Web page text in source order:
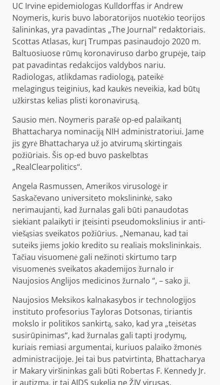
UC Irvine epidemiologas Kulldorffas ir Andrew
Noymeris, kuris buvo laboratorijos nuotėkio teorijos
šalininkas, yra pavadintas „The Journal“ redaktoriais.
Scottas Atlasas, kurį Trumpas pasinaudojo 2020 m.
Baltuosiuose rūmų koronaviruso darbo grupėje, taip
pat pavadintas redakcijos valdybos nariu.
Radiologas, atlikdamas radiologą, pateikė
melagingus teiginius, kad kaukės neveikia, kad būtų
užkirstas kelias plisti koronavirusą.
Sausio mėn. Noymeris parašė op-ed palaikantį
Bhattacharya nominaciją NIH administratoriui. Jame
jis gyrė Bhattacharya už jo atvirumą skirtingais
požiūriais. Šis op-ed buvo paskelbtas
„RealClearpolitics“.
Angela Rasmussen, Amerikos virusologė ir
Saskačevano universiteto mokslininkė, sako
nerimaujanti, kad žurnalas gali būti panaudotas
siekiant palaikyti ir įteisinti pseudomokslinius ir anti-
viešąsias sveikatos požiūrius. „Nemanau, kad tai
suteiks jiems jokio kredito su realiais mokslininkais.
Tačiau visuomenė gali nežinoti skirtumo tarp
visuomenės sveikatos akademijos žurnalo ir
Naujosios Anglijos medicinos žurnalo “, – sako ji.
Naujosios Meksikos kalnakasybos ir technologijos
instituto profesorius Tayloras Dotsonas, tiriantis
mokslo ir politikos sankirtą, sako, kad yra „teisėtas
susirūpinimas“, kad žurnalas gali tapti įrodymų,
kuriais remiasi argumentai, kuriuos palaiko žmonės
administracijoje. Jei tai bus patvirtinta, Bhattacharya
ir Makary viršininkas gali būti Robertas F. Kennedy Jr.
ir autizmą, ir tai AIDS sukelia ne ŽIV virusas.